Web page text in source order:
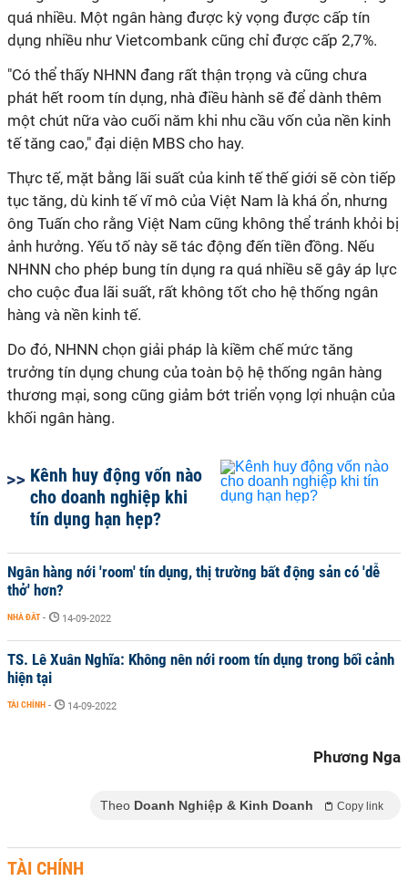
quá nhiều. Một ngân hàng được kỳ vọng được cấp tín
dụng nhiều như Vietcombank cũng chỉ được cấp 2,7%.
"Có thể thấy NHNN đang rất thận trọng và cũng chưa
phát hết room tín dụng, nhà điều hành sẽ để dành thêm
một chút nữa vào cuối năm khi nhu cầu vốn của nền kinh
tế tăng cao," đại diện MBS cho hay.
Thực tế, mặt bằng lãi suất của kinh tế thế giới sẽ còn tiếp
tục tăng, dù kinh tế vĩ mô của Việt Nam là khá ổn, nhưng
ông Tuấn cho rằng Việt Nam cũng không thể tránh khỏi bị
ảnh hưởng. Yếu tố này sẽ tác động đến tiền đồng. Nếu
NHNN cho phép bung tín dụng ra quá nhiều sẽ gây áp lực
cho cuộc đua lãi suất, rất không tốt cho hệ thống ngân
hàng và nền kinh tế.
Do đó, NHNN chọn giải pháp là kiềm chế mức tăng
trưởng tín dụng chung của toàn bộ hệ thống ngân hàng
thương mại, song cũng giảm bớt triển vọng lợi nhuận của
khối ngân hàng.
Kênh huy động vốn nào
cho doanh nghiệp khi
tín dụng hạn hẹp?
Ngân hàng nới 'room' tín dụng, thị trường bất động sản có 'dễ
thở' hơn?
NHÀ ĐẤT - 14-09-2022
TS. Lê Xuân Nghĩa: Không nên nới room tín dụng trong bối cảnh
hiện tại
TÀI CHÍNH - 14-09-2022
Phương Nga
Theo Doanh Nghiệp & Kinh Doanh Copy link
TÀI CHÍNH